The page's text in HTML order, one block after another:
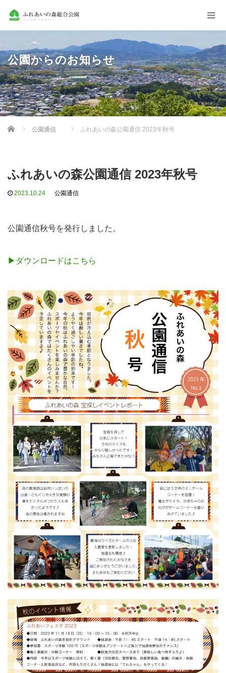
公園からのお知らせ
Home 公園通信 ふれあいの森公園通信 2023年秋号
ふれあいの森公園通信 2023年秋号
2023.10.24 公園通信
公園通信秋号を発行しました。
▶ダウンロードはこちら